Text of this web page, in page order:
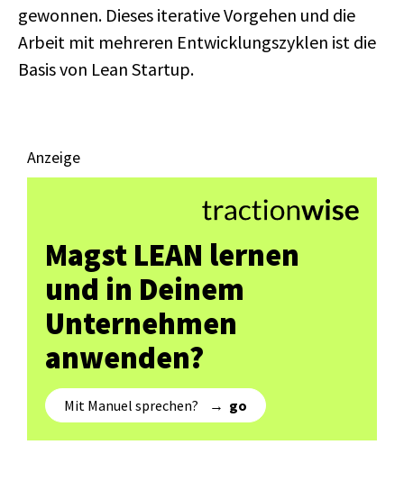
gewonnen. Dieses iterative Vorgehen und die
Arbeit mit mehreren Entwicklungszyklen ist die
Basis von Lean Startup.
Anzeige
Magst LEAN lernen
und in Deinem
Unternehmen
anwenden?
Mit Manuel sprechen? → go